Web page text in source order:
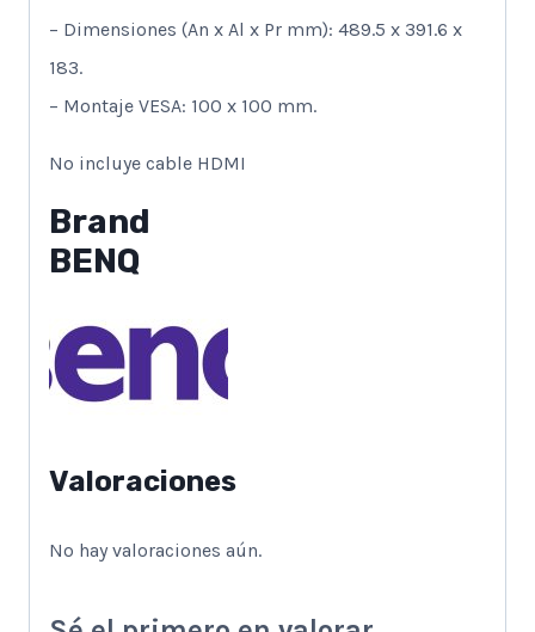
– Dimensiones (An x Al x Pr mm): 489.5 x 391.6 x
183.
– Montaje VESA: 100 x 100 mm.
No incluye cable HDMI
Brand
BENQ
Valoraciones
No hay valoraciones aún.